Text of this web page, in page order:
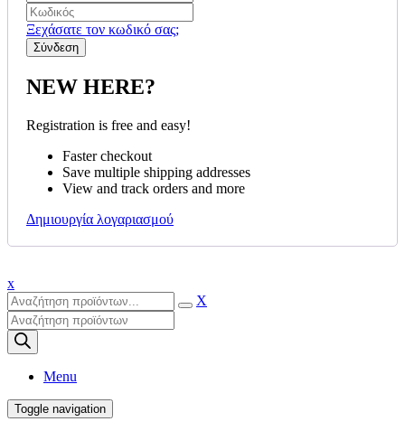
Ξεχάσατε τον κωδικό σας;
NEW HERE?
Registration is free and easy!
Faster checkout
Save multiple shipping addresses
View and track orders and more
Δημιουργία λογαριασμού
x
X
Products
search
Menu
Toggle navigation